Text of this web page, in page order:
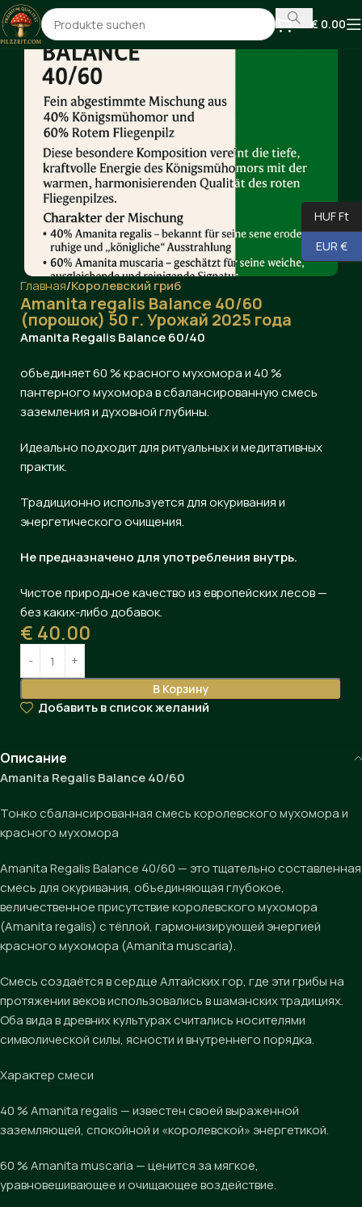
€ 0.00
Главная Королевский гриб
Amanita regalis Balance 40/60
(порошок) 50 г. Урожай 2025 года
Amanita Regalis Balance 60/40
объединяет 60 % красного мухомора и 40 %
пантерного мухомора в сбалансированную смесь
заземления и духовной глубины.
Идеально подходит для ритуальных и медитативных
практик.
Традиционно используется для окуривания и
энергетического очищения.
Не предназначено для употребления внутрь.
Чистое природное качество из европейских лесов —
без каких-либо добавок.
€ 40.00
В Корзину
Добавить в список желаний
Описание
Amanita Regalis Balance 40/60
Тонко сбалансированная смесь королевского мухомора и
красного мухомора
Amanita Regalis Balance 40/60 — это тщательно составленная
смесь для окуривания, объединяющая глубокое,
величественное присутствие королевского мухомора
(Amanita regalis) с тёплой, гармонизирующей энергией
красного мухомора (Amanita muscaria).
Смесь создаётся в сердце Алтайских гор, где эти грибы на
протяжении веков использовались в шаманских традициях.
Оба вида в древних культурах считались носителями
символической силы, ясности и внутреннего порядка.
Характер смеси
40 % Amanita regalis — известен своей выраженной
заземляющей, спокойной и «королевской» энергетикой.
60 % Amanita muscaria — ценится за мягкое,
уравновешивающее и очищающее воздействие.
HUF Ft
EUR €